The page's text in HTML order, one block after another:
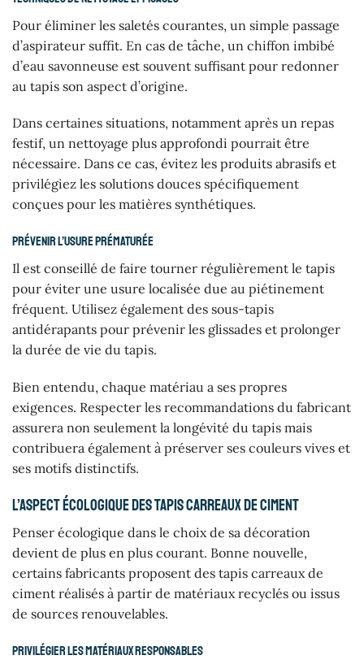
Pour éliminer les saletés courantes, un simple passage
d’aspirateur suffit. En cas de tâche, un chiffon imbibé
d’eau savonneuse est souvent suffisant pour redonner
au tapis son aspect d’origine.
Dans certaines situations, notamment après un repas
festif, un nettoyage plus approfondi pourrait être
nécessaire. Dans ce cas, évitez les produits abrasifs et
privilégiez les solutions douces spécifiquement
conçues pour les matières synthétiques.
Prévenir l’usure prématurée
Il est conseillé de faire tourner régulièrement le tapis
pour éviter une usure localisée due au piétinement
fréquent. Utilisez également des sous-tapis
antidérapants pour prévenir les glissades et prolonger
la durée de vie du tapis.
Bien entendu, chaque matériau a ses propres
exigences. Respecter les recommandations du fabricant
assurera non seulement la longévité du tapis mais
contribuera également à préserver ses couleurs vives et
ses motifs distinctifs.
L’aspect écologique des tapis carreaux de ciment
Penser écologique dans le choix de sa décoration
devient de plus en plus courant. Bonne nouvelle,
certains fabricants proposent des tapis carreaux de
ciment réalisés à partir de matériaux recyclés ou issus
de sources renouvelables.
Privilégier les matériaux responsables